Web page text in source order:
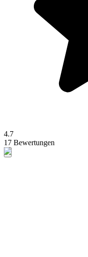
4.7
17 Bewertungen